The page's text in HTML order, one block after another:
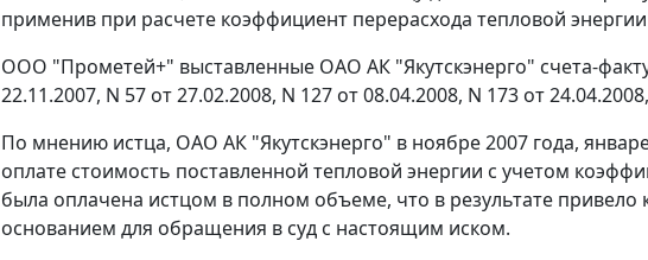
применив при расчете коэффициент перерасхода тепловой
ООО "Прометей+" выставленные ОАО АК "Якутскэнерго" счета-
22.11.2007, N 57 от 27.02.2008, N 127 от 08.04.2008, N 173 от
По мнению истца, ОАО АК "Якутскэнерго" в ноябре 2007 года,
оплате стоимость поставленной тепловой энергии с учетом
была оплачена истцом в полном объеме, что в результате
основанием для обращения в суд с настоящим иском.